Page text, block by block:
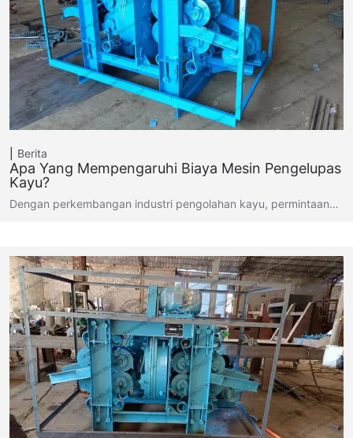
Berita
Apa Yang Mempengaruhi Biaya Mesin Pengelupas
Kayu?
Dengan perkembangan industri pengolahan kayu, permintaan…